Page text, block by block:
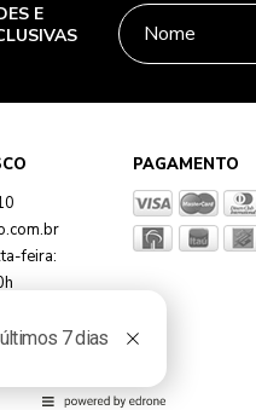
E
feira:
PAGAMENTO